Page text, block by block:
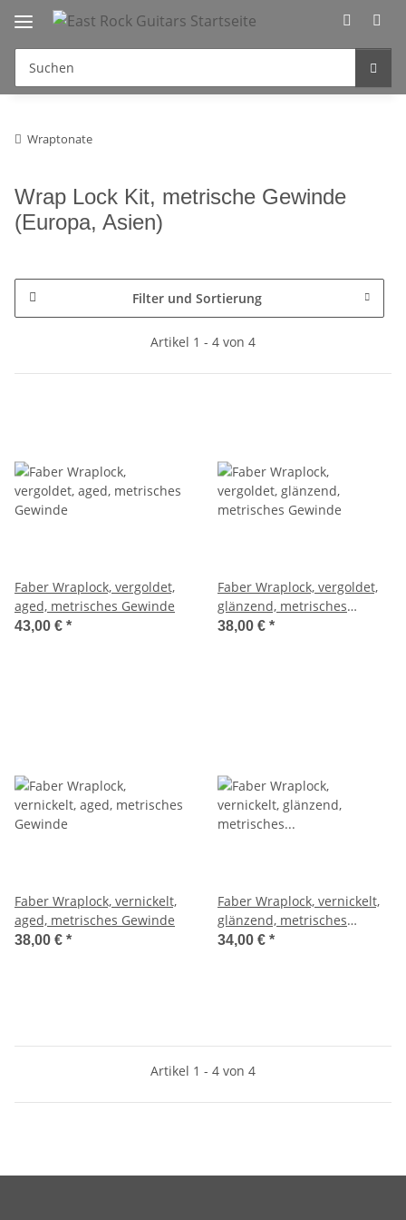
Wraptonate
Wrap Lock Kit, metrische Gewinde
(Europa, Asien)
Filter und Sortierung
Artikel 1 - 4 von 4
Faber Wraplock, vergoldet,
aged, metrisches Gewinde
43,00 € *
Faber Wraplock, vergoldet,
glänzend, metrisches
Gewinde
38,00 € *
Faber Wraplock, vernickelt,
aged, metrisches Gewinde
38,00 € *
Faber Wraplock, vernickelt,
glänzend, metrisches
Gewinde
34,00 € *
Artikel 1 - 4 von 4